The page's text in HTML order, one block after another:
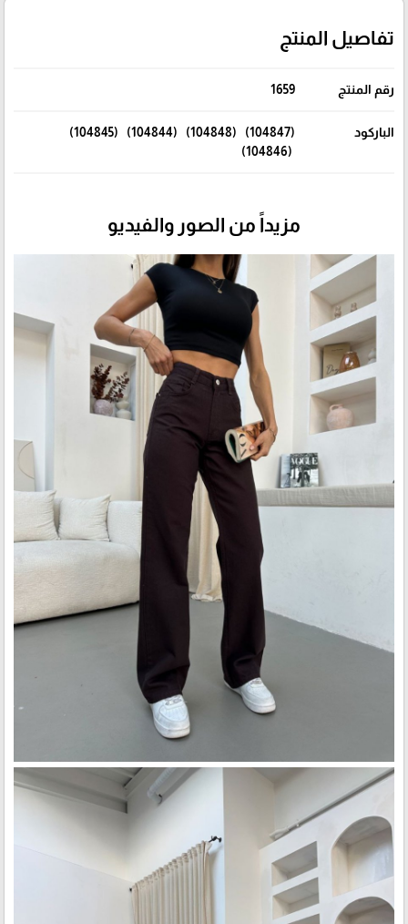
تفاصيل المنتج
رقم المنتج 1659
الباركود
(104847) (104848) (104844) (104845)
(104846)
مزيداً من الصور والفيديو